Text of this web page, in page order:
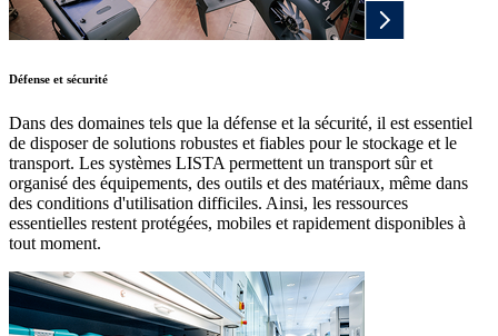
Défense et sécurité
Dans des domaines tels que la défense et la sécurité, il est essentiel
de disposer de solutions robustes et fiables pour le stockage et le
transport. Les systèmes LISTA permettent un transport sûr et
organisé des équipements, des outils et des matériaux, même dans
des conditions d'utilisation difficiles. Ainsi, les ressources
essentielles restent protégées, mobiles et rapidement disponibles à
tout moment.